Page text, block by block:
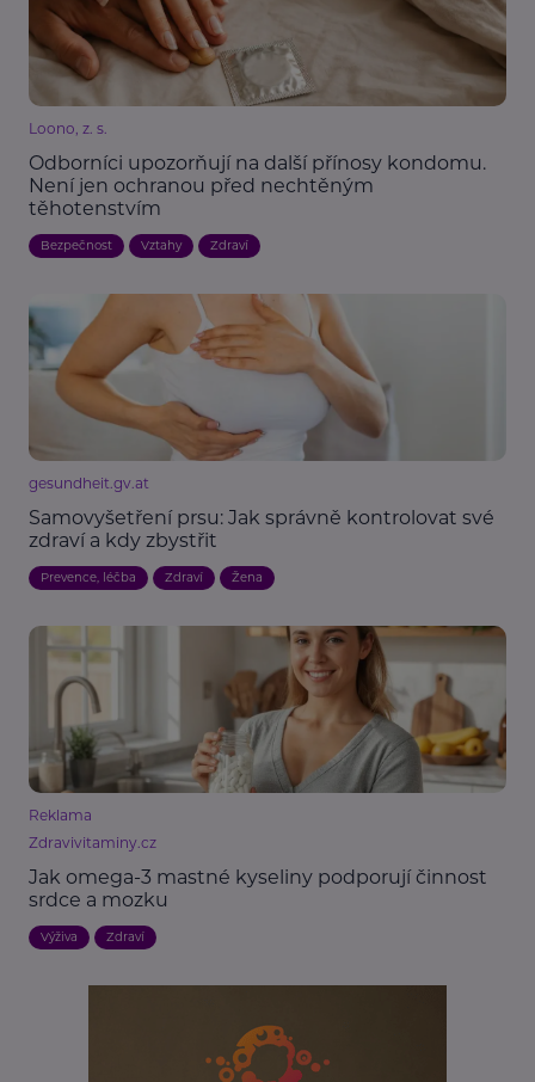
Loono, z. s.
Odborníci upozorňují na další přínosy kondomu.
Není jen ochranou před nechtěným
těhotenstvím
Bezpečnost Vztahy Zdraví
gesundheit.gv.at
Samovyšetření prsu: Jak správně kontrolovat své
zdraví a kdy zbystřit
Prevence, léčba Zdraví Žena
Reklama
Zdravivitaminy.cz
Jak omega-3 mastné kyseliny podporují činnost
srdce a mozku
Výživa Zdraví